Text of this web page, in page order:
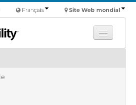
Site Web mondial
Français